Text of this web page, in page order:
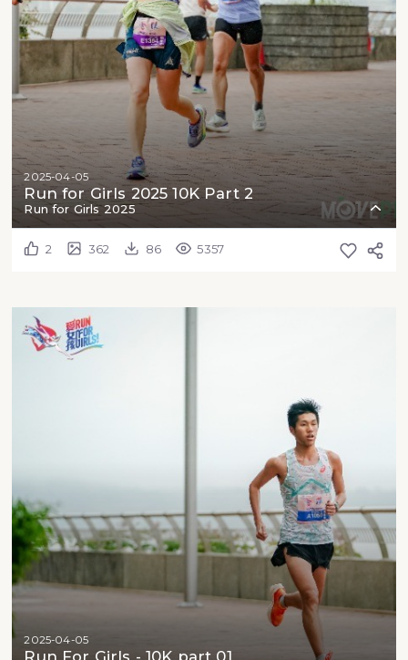
2025-04-05
Run for Girls 2025 10K Part 2
Run for Girls 2025
2 362 86 5357
2025-04-05
Run For Girls - 10K part 01